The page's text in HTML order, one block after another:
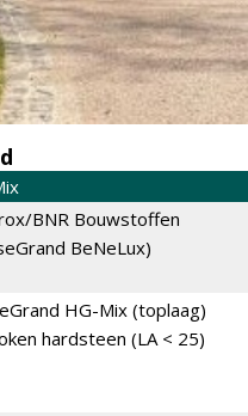
BNR Bouwstoffen
BeNeLux)
HG-Mix (toplaag)
hardsteen (LA < 25)